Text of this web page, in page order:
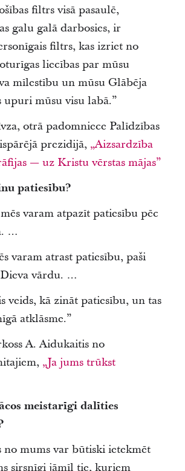
filtrs visā pasaulē,
galu galā darbosies, ir
filtrs, kas izriet no
liecības par mūsu
mīlestību un mūsu Glābēja
upuri mūsu visu labā.”
otrā padomniece Palīdzības
prezidijā, „Aizsardzība
— uz Kristu vērstas mājas”
patiesību?
varam atpazīt patiesību pēc
…
varam atrast patiesību, paši
vārdu. …
veids, kā zināt patiesību, un tas
atklāsme.”
A. Aidukaitis no
„Ja jums trūkst
meistarīgi dalīties
no mums var būtiski ietekmēt
sirsnīgi jāmīl tie, kuriem